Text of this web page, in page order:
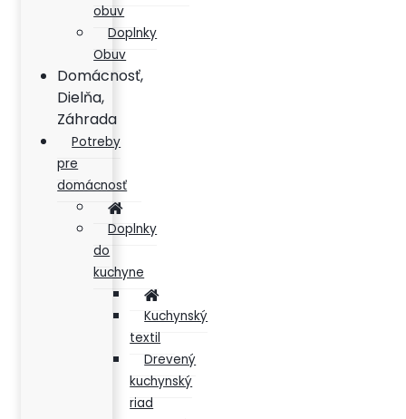
obuv
Doplnky
Obuv
Domácnosť,
Dielňa,
Záhrada
Potreby
pre
domácnosť
Doplnky
do
kuchyne
Kuchynský
textil
Drevený
kuchynský
riad